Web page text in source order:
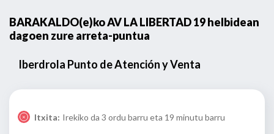
BARAKALDO(e)ko AV LA LIBERTAD 19 helbidean
dagoen zure arreta-puntua
Iberdrola Punto de Atención y Venta
Itxita: Irekiko da 3 ordu barru eta 19 minutu barru